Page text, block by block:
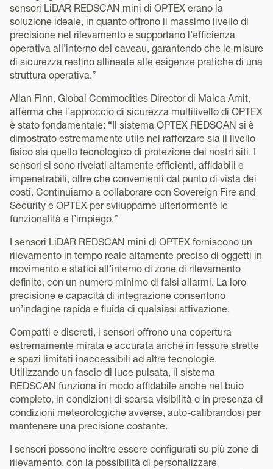
sensori LiDAR REDSCAN mini di OPTEX erano la
soluzione ideale, in quanto offrono il massimo livello di
precisione nel rilevamento e supportano l’efficienza
operativa all’interno del caveau, garantendo che le misure
di sicurezza restino allineate alle esigenze pratiche di una
struttura operativa.”
Allan Finn, Global Commodities Director di Malca Amit,
afferma che l’approccio di sicurezza multilivello di OPTEX
è stato fondamentale: “Il sistema OPTEX REDSCAN si è
dimostrato estremamente utile nel rafforzare sia il livello
fisico sia quello tecnologico di protezione dei nostri siti. I
sensori si sono rivelati altamente efficienti, affidabili e
impenetrabili, oltre che convenienti dal punto di vista dei
costi. Continuiamo a collaborare con Sovereign Fire and
Security e OPTEX per svilupparne ulteriormente le
funzionalità e l’impiego.”
I sensori LiDAR REDSCAN mini di OPTEX forniscono un
rilevamento in tempo reale altamente preciso di oggetti in
movimento e statici all’interno di zone di rilevamento
definite, con un numero minimo di falsi allarmi. La loro
precisione e capacità di integrazione consentono
un’indagine rapida e fluida di qualsiasi attivazione.
Compatti e discreti, i sensori offrono una copertura
estremamente mirata e accurata anche in fessure strette
e spazi limitati inaccessibili ad altre tecnologie.
Utilizzando un fascio di luce pulsata, il sistema
REDSCAN funziona in modo affidabile anche nel buio
completo, in condizioni di scarsa visibilità o in presenza di
condizioni meteorologiche avverse, auto-calibrandosi per
mantenere una precisione costante.
I sensori possono inoltre essere configurati su più zone di
rilevamento, con la possibilità di personalizzare